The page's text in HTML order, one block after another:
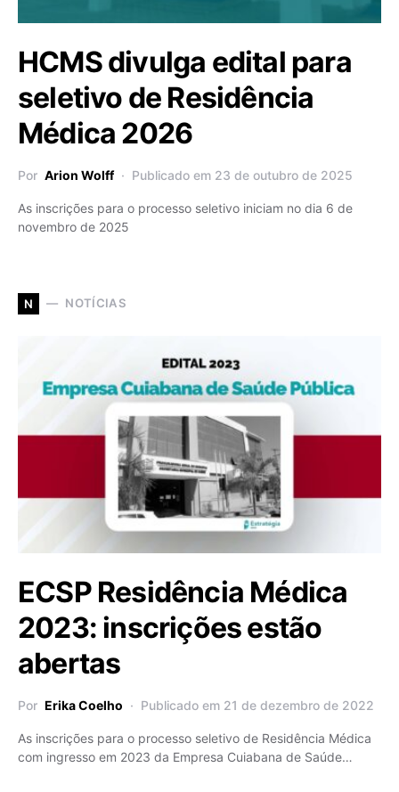
HCMS divulga edital para
seletivo de Residência
Médica 2026
Por Arion Wolff Publicado em 23 de outubro de 2025
As inscrições para o processo seletivo iniciam no dia 6 de
novembro de 2025
N NOTÍCIAS
ECSP Residência Médica
2023: inscrições estão
abertas
Por Erika Coelho Publicado em 21 de dezembro de 2022
As inscrições para o processo seletivo de Residência Médica
com ingresso em 2023 da Empresa Cuiabana de Saúde…